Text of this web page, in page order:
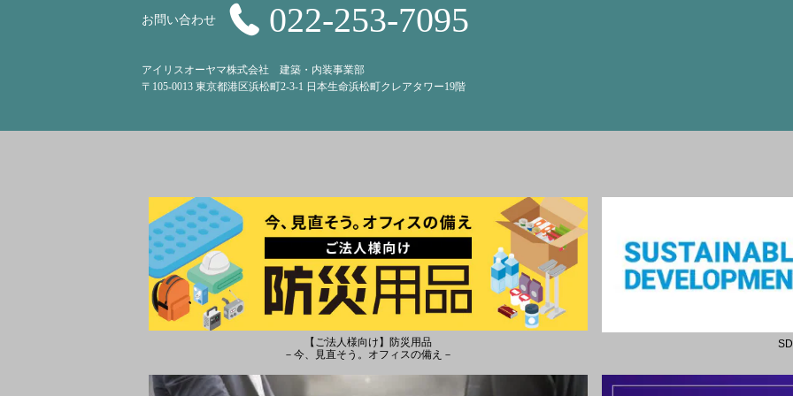
お問い合わせ 022-253-7095
アイリスオーヤマ株式会社 建築・内装事業部
〒105-0013 東京都港区浜松町2-3-1 日本生命浜松町クレアタワー19階
【ご法人様向け】防災用品
－今、見直そう。オフィスの備え－